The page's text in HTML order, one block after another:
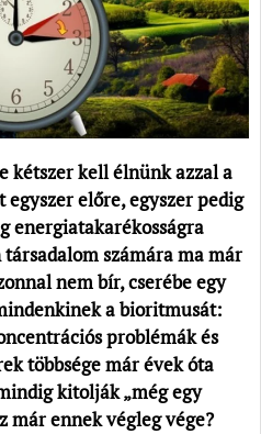
kétszer kell élnünk azzal a
előre, egyszer pedig
energiatakarékosságra
számára ma már
nem bír, cserébe egy
a bioritmusát:
problémák és
többsége már évek óta
kitolják „még egy
már ennek végleg vége?